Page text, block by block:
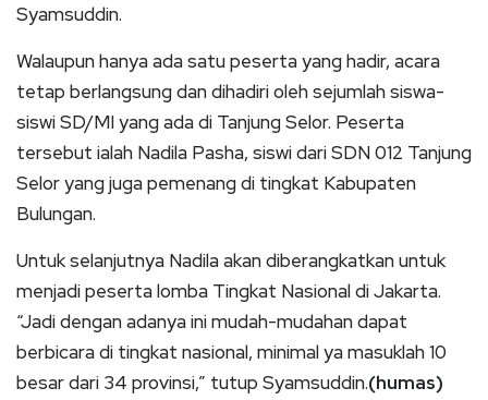
Syamsuddin.
Walaupun hanya ada satu peserta yang hadir, acara
tetap berlangsung dan dihadiri oleh sejumlah siswa-
siswi SD/MI yang ada di Tanjung Selor. Peserta
tersebut ialah Nadila Pasha, siswi dari SDN 012 Tanjung
Selor yang juga pemenang di tingkat Kabupaten
Bulungan.
Untuk selanjutnya Nadila akan diberangkatkan untuk
menjadi peserta lomba Tingkat Nasional di Jakarta.
“Jadi dengan adanya ini mudah-mudahan dapat
berbicara di tingkat nasional, minimal ya masuklah 10
besar dari 34 provinsi,” tutup Syamsuddin.(humas)